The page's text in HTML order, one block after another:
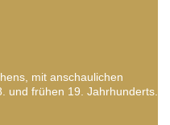
mit anschaulichen
und frühen 19. Jahrhunderts.